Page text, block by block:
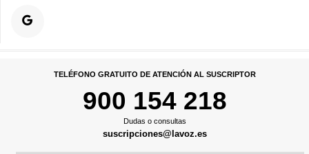
TELÉFONO GRATUITO DE ATENCIÓN AL SUSCRIPTOR
900 154 218
Dudas o consultas
suscripciones@lavoz.es